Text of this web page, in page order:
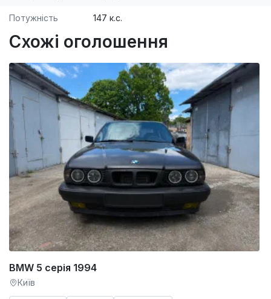
Потужність 147 к.с.
Схожі оголошення
BMW 5 серія 1994
Київ